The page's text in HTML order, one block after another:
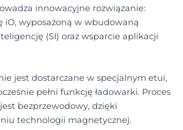
innowacyjne rozwiązanie:
iO, wyposażoną w wbudowaną
(SI) oraz wsparcie aplikacji
jest dostarczane w specjalnym etui,
pełni funkcję ładowarki. Proces
bezprzewodowy, dzięki
technologii magnetycznej.